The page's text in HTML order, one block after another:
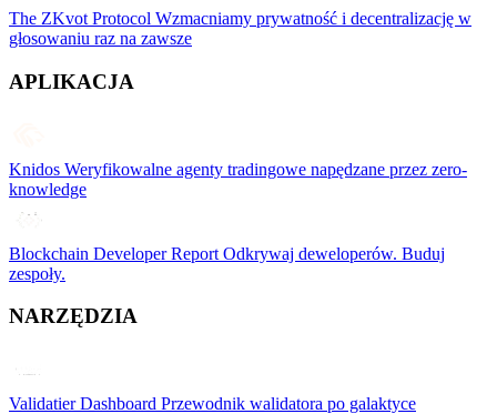
The ZKvot Protocol Wzmacniamy prywatność i decentralizację w
głosowaniu raz na zawsze
APLIKACJA
Knidos Weryfikowalne agenty tradingowe napędzane przez zero-
knowledge
Blockchain Developer Report Odkrywaj deweloperów. Buduj
zespoły.
NARZĘDZIA
Validatier Dashboard Przewodnik walidatora po galaktyce